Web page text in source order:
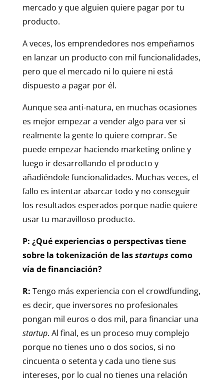
mercado y que alguien quiere pagar por tu
producto.
A veces, los emprendedores nos empeñamos
en lanzar un producto con mil funcionalidades,
pero que el mercado ni lo quiere ni está
dispuesto a pagar por él.
Aunque sea anti-natura, en muchas ocasiones
es mejor empezar a vender algo para ver si
realmente la gente lo quiere comprar. Se
puede empezar haciendo marketing online y
luego ir desarrollando el producto y
añadiéndole funcionalidades. Muchas veces, el
fallo es intentar abarcar todo y no conseguir
los resultados esperados porque nadie quiere
usar tu maravilloso producto.
P: ¿Qué experiencias o perspectivas tiene
sobre la tokenización de lasstartups como
vía de financiación?
R: Tengo más experiencia con el crowdfunding,
es decir, que inversores no profesionales
pongan mil euros o dos mil, para financiar una
startup. Al final, es un proceso muy complejo
porque no tienes uno o dos socios, si no
cincuenta o setenta y cada uno tiene sus
intereses, por lo cual no tienes una relación